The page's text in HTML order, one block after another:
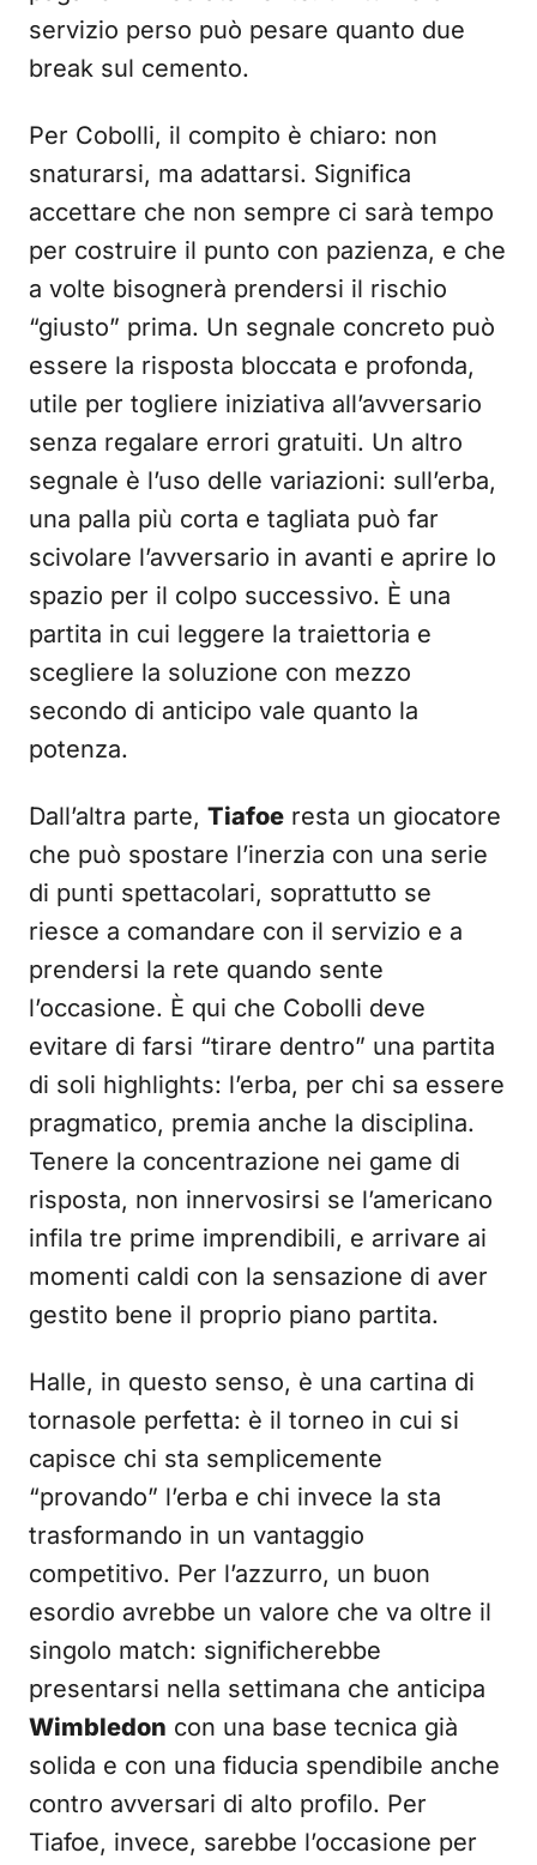
servizio perso può pesare quanto due
break sul cemento.
Per Cobolli, il compito è chiaro: non
snaturarsi, ma adattarsi. Significa
accettare che non sempre ci sarà tempo
per costruire il punto con pazienza, e che
a volte bisognerà prendersi il rischio
“giusto” prima. Un segnale concreto può
essere la risposta bloccata e profonda,
utile per togliere iniziativa all’avversario
senza regalare errori gratuiti. Un altro
segnale è l’uso delle variazioni: sull’erba,
una palla più corta e tagliata può far
scivolare l’avversario in avanti e aprire lo
spazio per il colpo successivo. È una
partita in cui leggere la traiettoria e
scegliere la soluzione con mezzo
secondo di anticipo vale quanto la
potenza.
Dall’altra parte, Tiafoe resta un giocatore
che può spostare l’inerzia con una serie
di punti spettacolari, soprattutto se
riesce a comandare con il servizio e a
prendersi la rete quando sente
l’occasione. È qui che Cobolli deve
evitare di farsi “tirare dentro” una partita
di soli highlights: l’erba, per chi sa essere
pragmatico, premia anche la disciplina.
Tenere la concentrazione nei game di
risposta, non innervosirsi se l’americano
infila tre prime imprendibili, e arrivare ai
momenti caldi con la sensazione di aver
gestito bene il proprio piano partita.
Halle, in questo senso, è una cartina di
tornasole perfetta: è il torneo in cui si
capisce chi sta semplicemente
“provando” l’erba e chi invece la sta
trasformando in un vantaggio
competitivo. Per l’azzurro, un buon
esordio avrebbe un valore che va oltre il
singolo match: significherebbe
presentarsi nella settimana che anticipa
Wimbledon con una base tecnica già
solida e con una fiducia spendibile anche
contro avversari di alto profilo. Per
Tiafoe, invece, sarebbe l’occasione per